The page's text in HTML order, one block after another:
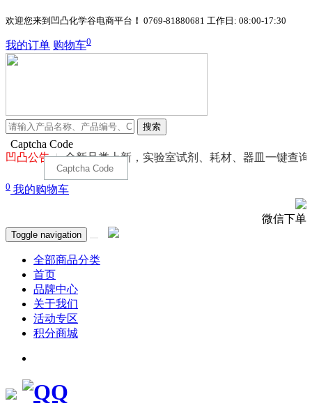
欢迎您来到凹凸化学谷电商平台 ！ 0769-81880681 工作日: 08:00-17:30
我的订单 购物车0
搜索
全新品类上新，实验室试剂、耗材、器皿一键查询。
0 我的购物车
微信下单
Toggle navigation
全部商品分类
首页
品牌中心
关于我们
活动专区
积分商城
Captcha Code